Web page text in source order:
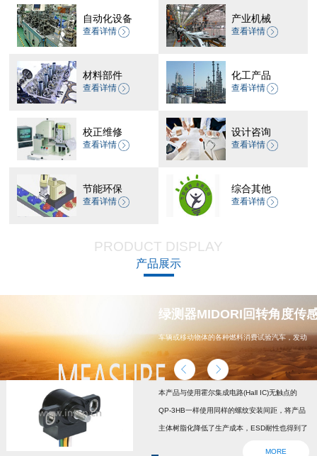
自动化设备
查看详情
产业机械
查看详情
材料部件
查看详情
化工产品
查看详情
校正维修
查看详情
设计咨询
查看详情
节能环保
查看详情
综合其他
查看详情
PRODUCT DISPLAY
产品展示
绿测器MIDORI回转角度传
车辆或移动物体的各种燃料消费试验汽车，发动
机，汽车配件，能源
本产品与使用霍尔集成电路(Hall IC)无触点的
QP-3HB一样使用同样的螺纹安装间距，将产品
主体树脂化降低了生产成本，ESD耐性也得到了
MORE